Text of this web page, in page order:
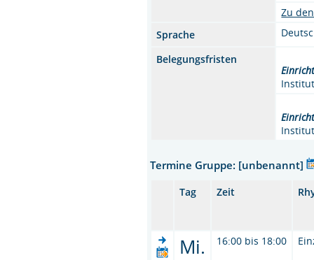
Zu
Sprache
Belegungsfristen
Termine Gruppe: [unbenannt]
Tag Zeit
Mi. 16:00 bis 18:00